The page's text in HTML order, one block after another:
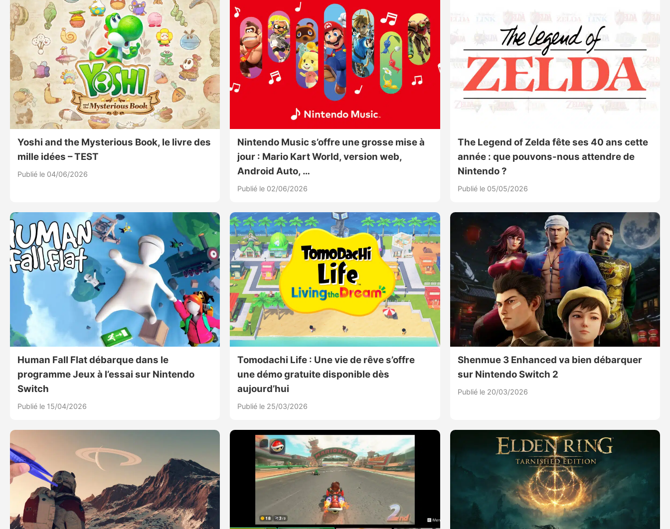
Yoshi and the Mysterious Book, le livre des
mille idées – TEST
Publié le 04/06/2026
Nintendo Music s’offre une grosse mise à
jour : Mario Kart World, version web,
Android Auto, …
Publié le 02/06/2026
The Legend of Zelda fête ses 40 ans cette
année : que pouvons-nous attendre de
Nintendo ?
Publié le 05/05/2026
Human Fall Flat débarque dans le
programme Jeux à l’essai sur Nintendo
Switch
Publié le 15/04/2026
Tomodachi Life : Une vie de rêve s’offre
une démo gratuite disponible dès
aujourd’hui
Publié le 25/03/2026
Shenmue 3 Enhanced va bien débarquer
sur Nintendo Switch 2
Publié le 20/03/2026